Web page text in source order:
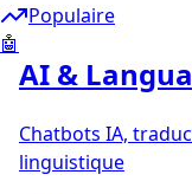
Populaire
🤖
AI &
Chatbots IA,
linguistique